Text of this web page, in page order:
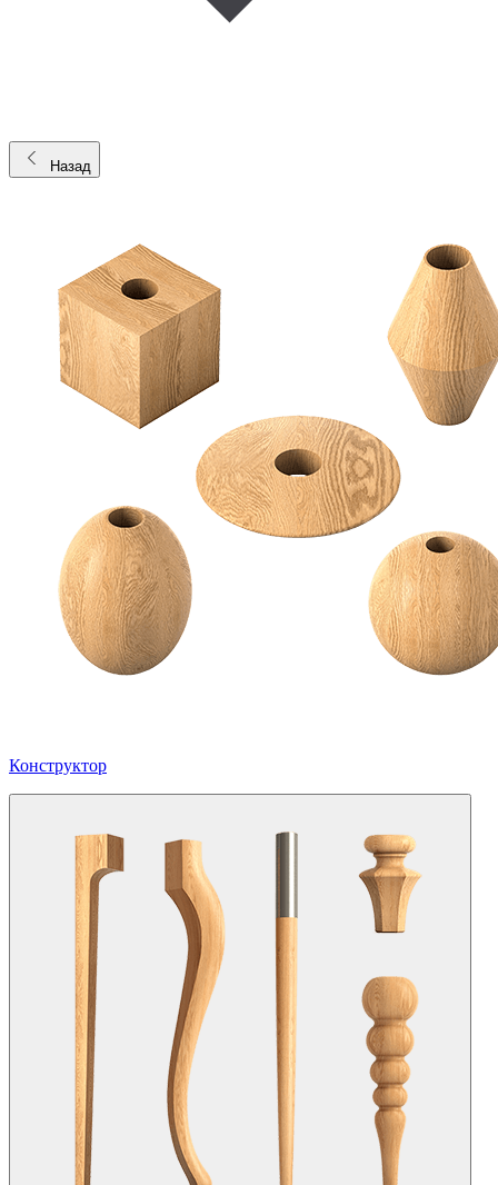
Назад
Конструктор